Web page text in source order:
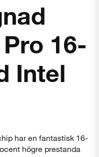
16-
Intel
har en fantastisk 16-
högre prestanda